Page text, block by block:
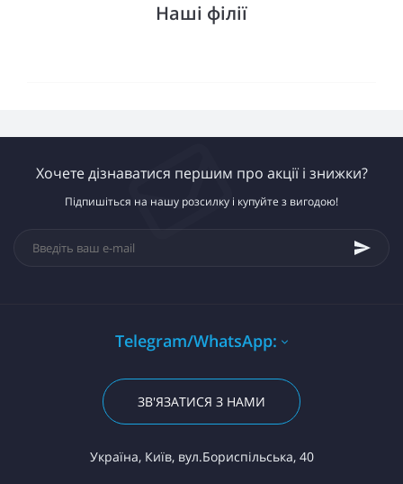
Наші філії
Хочете дізнаватися першим про акції і знижки?
Підпишіться на нашу розсилку і купуйте з вигодою!
Telegram/WhatsApp:
ЗВ'ЯЗАТИСЯ З НАМИ
Україна, Київ, вул.Бориспільська, 40